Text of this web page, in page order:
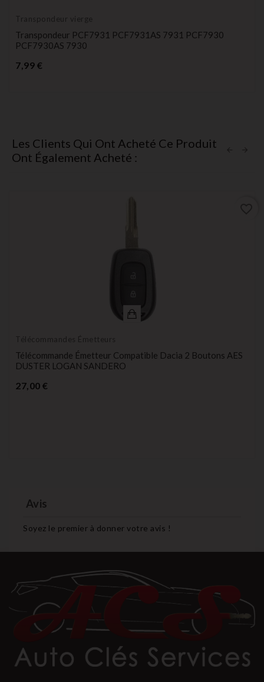
Transpondeur vierge
Transpondeur PCF7931 PCF7931AS 7931 PCF7930
PCF7930AS 7930
7,99 €
Les Clients Qui Ont Acheté Ce Produit
Ont Également Acheté :
Télécommandes Émetteurs
Télécommande Émetteur Compatible Dacia 2 Boutons AES
DUSTER LOGAN SANDERO
27,00 €
Avis
Soyez le premier à donner votre avis !